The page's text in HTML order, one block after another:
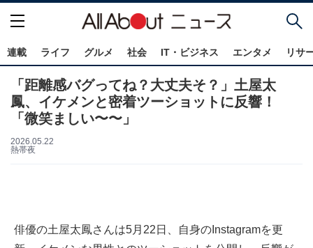
連載 ライフ グルメ 社会 IT・ビジネス エンタメ リサ
「距離感バグってね？大丈夫そ？」土屋太
鳳、イケメンと密着ツーショットに反響！
「微笑ましい〜〜」
2026.05.22
熱帯夜
俳優の土屋太鳳さんは5月22日、自身のInstagramを更